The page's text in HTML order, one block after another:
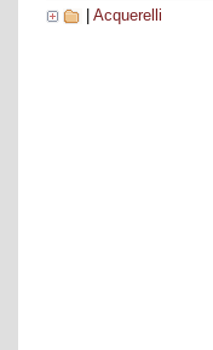
Acquerelli